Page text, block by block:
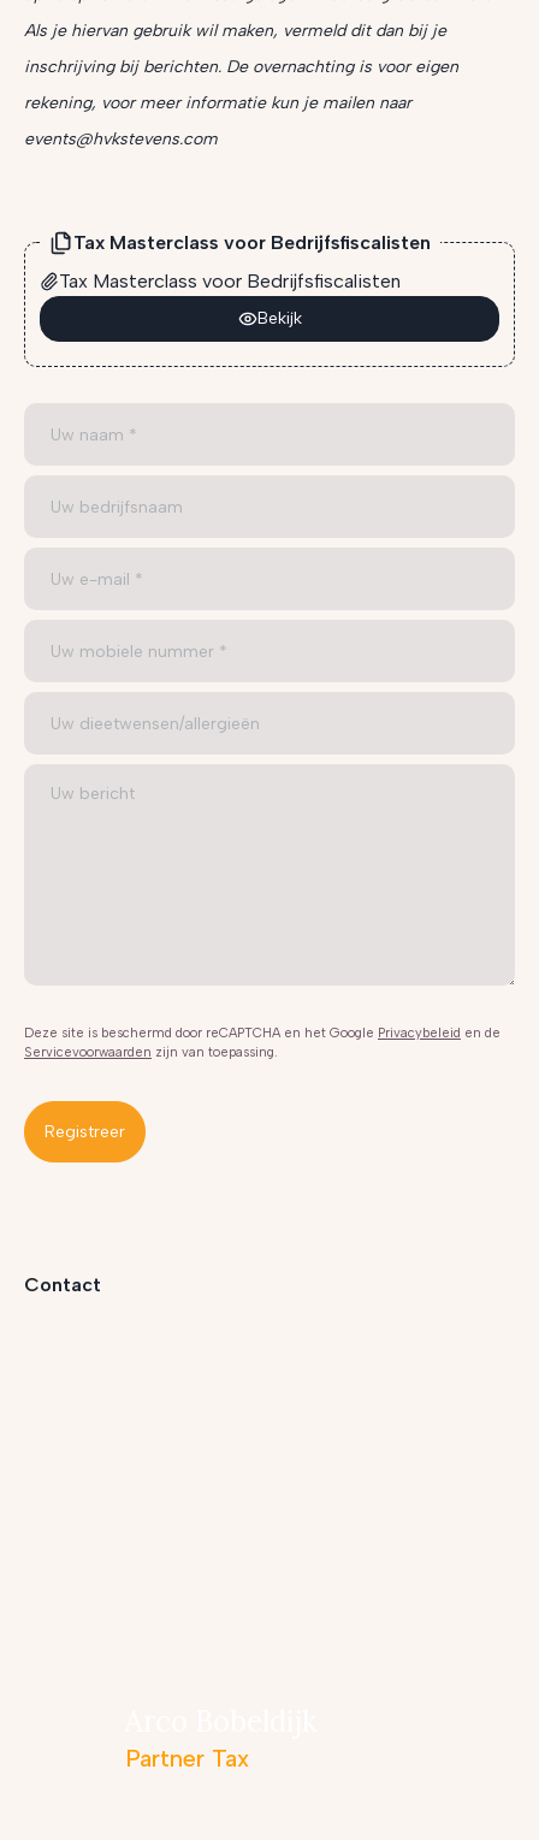
Als je hiervan gebruik wil maken, vermeld dit dan bij je
inschrijving bij berichten. De overnachting is voor eigen
rekening, voor meer informatie kun je mailen naar
events@hvkstevens.com
Tax Masterclass voor Bedrijfsfiscalisten
Tax Masterclass voor Bedrijfsfiscalisten
Bekijk
Deze site is beschermd door reCAPTCHA en het Google Privacybeleid en de
Servicevoorwaarden zijn van toepassing.
Registreer
Contact
Partner Tax